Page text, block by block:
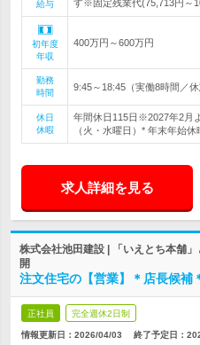
給与 す※固定残業代(75,713円～
初年度
年収
400万円～600万円
勤務
時間
9:45～18:45（実働8時間／
休日
休暇
年間休日115日※2027年2月
（火・水曜日）* 年末年始休
求人詳細を見る
株式会社池田建設 | 「いえとち本舗
開
注文住宅の【営業】＊店長候補
正社員 完全週休2日制
情報更新日：2026/04/03 終了予定日：